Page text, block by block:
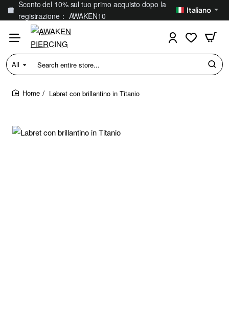
Sconto del 10% sul tuo primo acquisto dopo la
registrazione： AWAKEN10
Italiano
All
Search
entire
store...
Labret con brillantino in Titanio